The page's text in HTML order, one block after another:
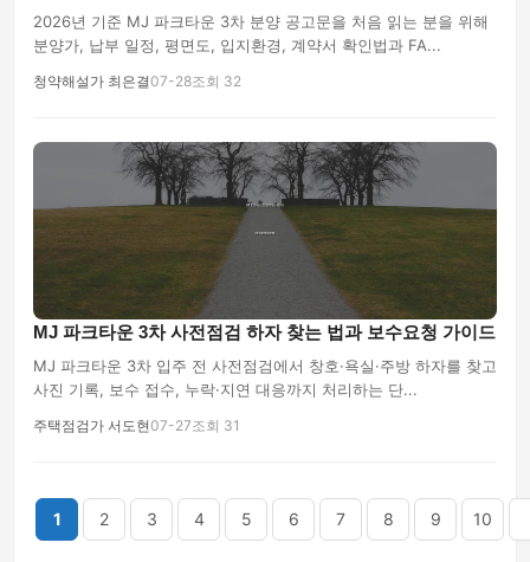
2026년 기준 MJ 파크타운 3차 분양 공고문을 처음 읽는 분을 위해
분양가, 납부 일정, 평면도, 입지환경, 계약서 확인법과 FA...
청약해설가 최은결07-28조회 32
MJ 파크타운 3차 사전점검 하자 찾는 법과 보수요청 가이드
MJ 파크타운 3차 입주 전 사전점검에서 창호·욕실·주방 하자를 찾고
사진 기록, 보수 접수, 누락·지연 대응까지 처리하는 단...
주택점검가 서도현07-27조회 31
1 2 3 4 5 6 7 8 9 10